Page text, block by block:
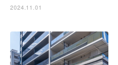
2024.11.01